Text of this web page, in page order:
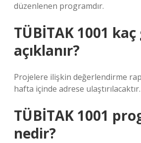
düzenlenen programdır.
TÜBİTAK 1001
açıklanır?
Projelere ilişkin değerlendirme
hafta içinde adrese ulaştırılacaktır.
TÜBİTAK 1001
nedir?